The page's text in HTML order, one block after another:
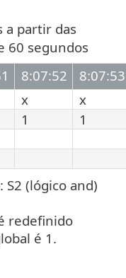
a partir das
60 segundos
8:07:52
8:07:53
x
x
1
1
(lógico and)
redefinido
é 1.